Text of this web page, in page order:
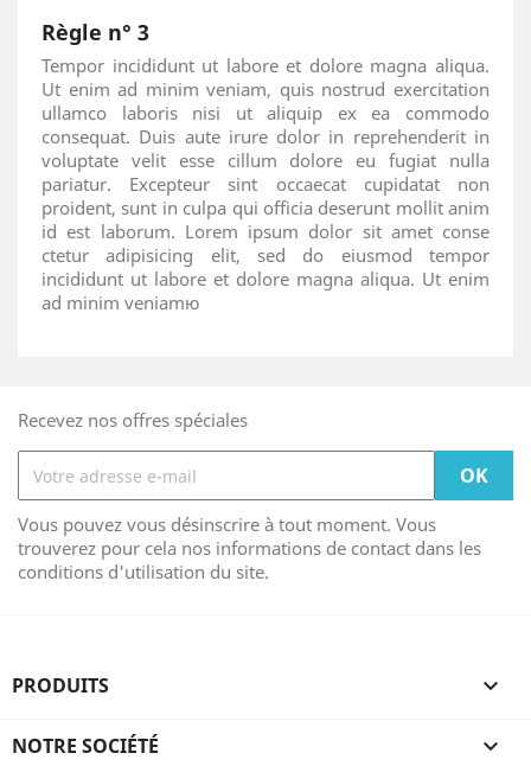
Règle n° 3
Tempor incididunt ut labore et dolore magna aliqua.
Ut enim ad minim veniam, quis nostrud exercitation
ullamco laboris nisi ut aliquip ex ea commodo
consequat. Duis aute irure dolor in reprehenderit in
voluptate velit esse cillum dolore eu fugiat nulla
pariatur. Excepteur sint occaecat cupidatat non
proident, sunt in culpa qui officia deserunt mollit anim
id est laborum. Lorem ipsum dolor sit amet conse
ctetur adipisicing elit, sed do eiusmod tempor
incididunt ut labore et dolore magna aliqua. Ut enim
ad minim veniamю
Recevez nos offres spéciales
Vous pouvez vous désinscrire à tout moment. Vous
trouverez pour cela nos informations de contact dans les
conditions d'utilisation du site.
PRODUITS 
NOTRE SOCIÉTÉ 